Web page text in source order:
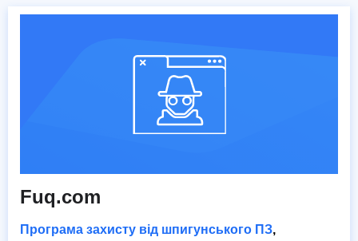
Fuq.com
Програма захисту від шпигунського ПЗ,